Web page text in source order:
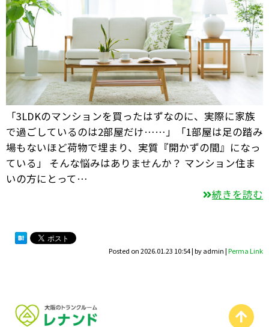
「3LDKのマンションを買ったはずなのに、実際に家族
で過ごしているのは2部屋だけ……」「1部屋は足の踏み
場もないほど荷物で埋まり、実質『開かずの間』になっ
ている」 そんな悩みはありませんか？ マンション住ま
いの方にとって…
続きを読む
Posted on2026.01.23 10:54|byadmin|Perma Link